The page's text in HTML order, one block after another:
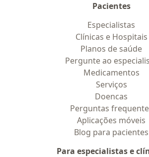
Pacientes
Especialistas
Clínicas e Hospitais
Planos de saúde
Pergunte ao
Medicamentos
Serviços
Doencas
Perguntas
Aplicações móveis
Blog para pacientes
Para especialistas e